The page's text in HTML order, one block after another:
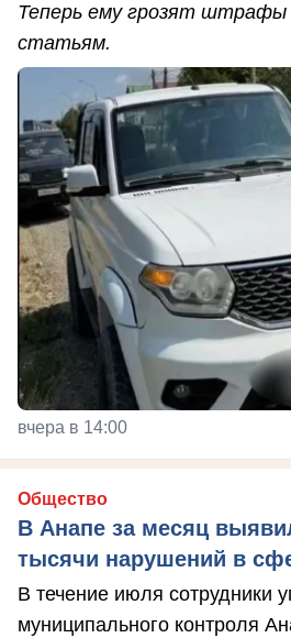
Теперь ему грозят штрафы
статьям.
вчера в 14:00
Общество
В Анапе за месяц
тысячи нарушений в
В течение июля сотрудники
муниципального контроля